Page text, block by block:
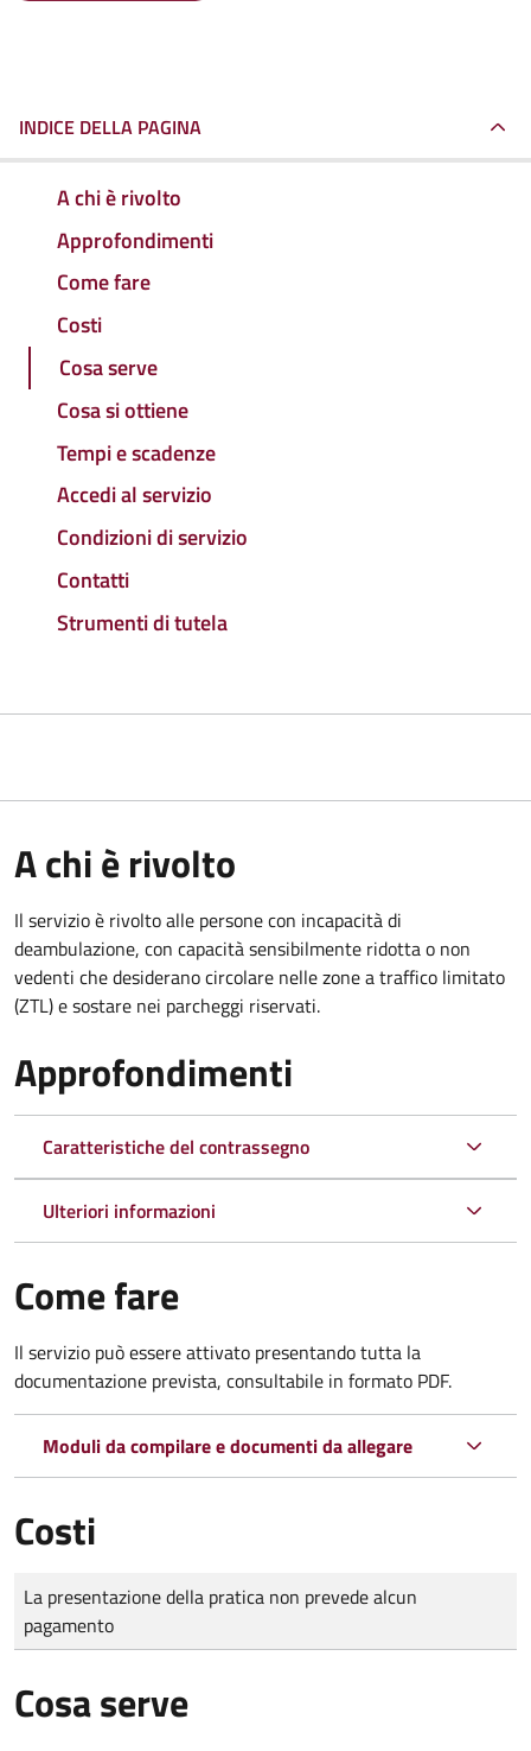
INDICE DELLA PAGINA
A chi è rivolto
Approfondimenti
Come fare
Costi
Cosa serve
Cosa si ottiene
Tempi e scadenze
Accedi al servizio
Condizioni di servizio
Contatti
Strumenti di tutela
A chi è rivolto
Il servizio è rivolto alle persone con incapacità di
deambulazione, con capacità sensibilmente ridotta o non
vedenti che desiderano circolare nelle zone a traffico limitato
(ZTL) e sostare nei parcheggi riservati.
Approfondimenti
Caratteristiche del contrassegno
Ulteriori informazioni
Come fare
Il servizio può essere attivato presentando tutta la
documentazione prevista, consultabile in formato PDF.
Moduli da compilare e documenti da allegare
Costi
Tipo di pagamento
Importo
La presentazione della pratica non prevede alcun
pagamento
Cosa serve